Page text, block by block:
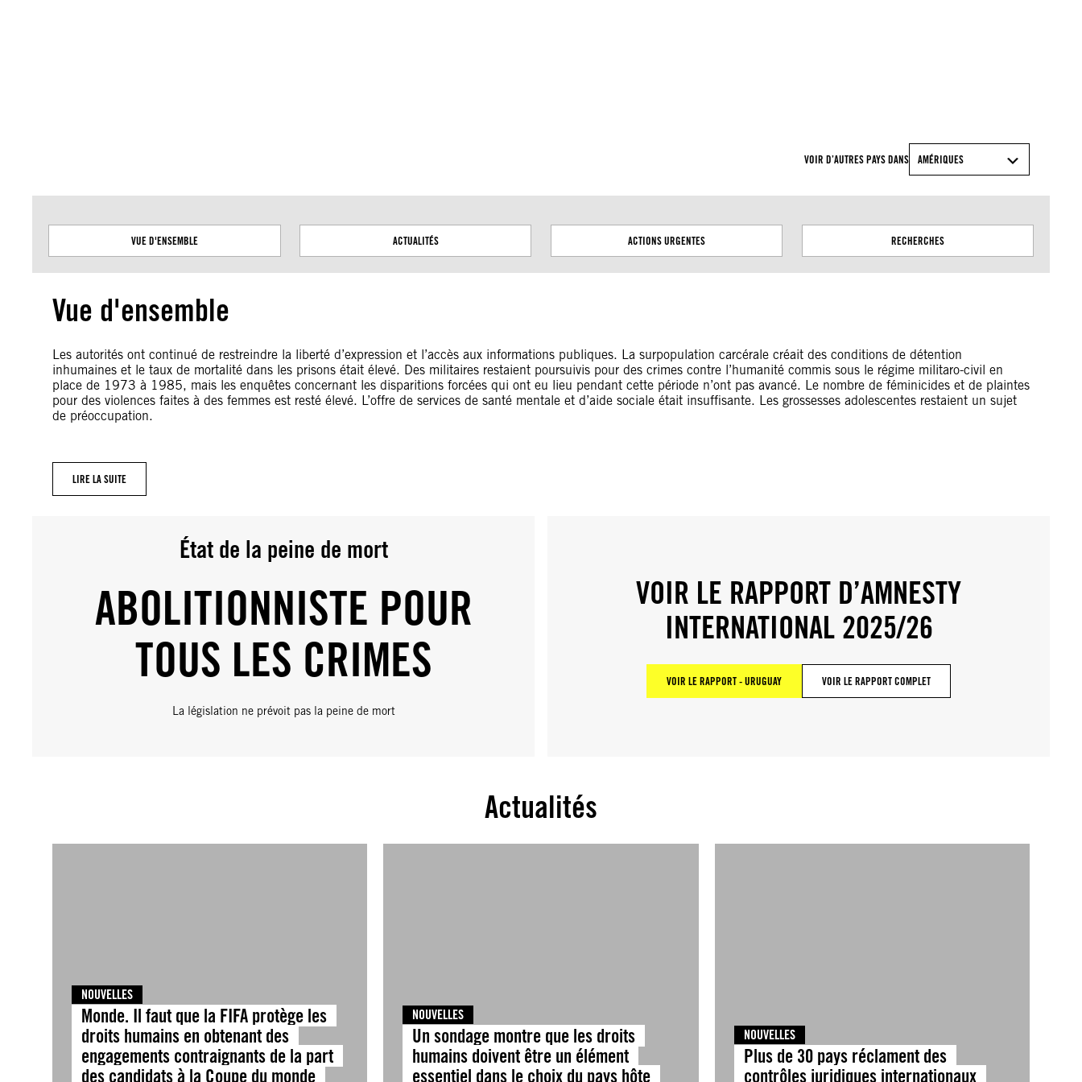
VOIR D’AUTRES PAYS DANS AMÉRIQUES
VUE D'ENSEMBLE ACTUALITÉS ACTIONS URGENTES RECHERCHES
Vue d'ensemble
Les autorités ont continué de restreindre la liberté d’expression et l’accès aux informations publiques. La surpopulation carcérale créait des conditions de détention
inhumaines et le taux de mortalité dans les prisons était élevé. Des militaires restaient poursuivis pour des crimes contre l’humanité commis sous le régime militaro-civil en
place de 1973 à 1985, mais les enquêtes concernant les disparitions forcées qui ont eu lieu pendant cette période n’ont pas avancé. Le nombre de féminicides et de plaintes
pour des violences faites à des femmes est resté élevé. L’offre de services de santé mentale et d’aide sociale était insuffisante. Les grossesses adolescentes restaient un sujet
de préoccupation.
LIRE LA SUITE
État de la peine de mort
ABOLITIONNISTE POUR
TOUS LES CRIMES
La législation ne prévoit pas la peine de mort
VOIR LE RAPPORT D’AMNESTY
INTERNATIONAL 2025/26
VOIR LE RAPPORT - URUGUAY VOIR LE RAPPORT COMPLET
Actualités
NOUVELLES
Monde. Il faut que la FIFA protège les
droits humains en obtenant des
engagements contraignants de la part
des candidats à la Coupe du monde
NOUVELLES
Un sondage montre que les droits
humains doivent être un élément
essentiel dans le choix du pays hôte
NOUVELLES
Plus de 30 pays réclament des
contrôles juridiques internationaux